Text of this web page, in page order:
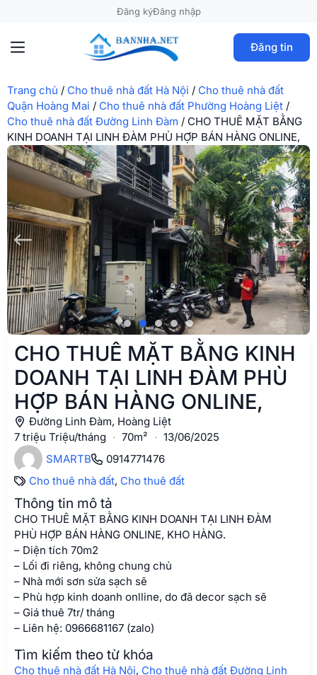
Đăng kýĐăng nhập
Đăng tin
Trang chủ / Cho thuê nhà đất Hà Nội / Cho thuê nhà đất
Quận Hoàng Mai / Cho thuê nhà đất Phường Hoàng Liệt /
Cho thuê nhà đất Đường Linh Đàm / CHO THUÊ MẶT BẰNG
KINH DOANH TẠI LINH ĐÀM PHÙ HỢP BÁN HÀNG ONLINE,
CHO THUÊ MẶT BẰNG KINH
DOANH TẠI LINH ĐÀM PHÙ
HỢP BÁN HÀNG ONLINE,
Đường Linh Đàm, Hoàng Liệt
7 triệu Triệu/tháng · 70m² · 13/06/2025
SMARTB
0914771476
Cho thuê nhà đất, Cho thuê đất
Thông tin mô tả
CHO THUÊ MẶT BẰNG KINH DOANH TẠI LINH ĐÀM
PHÙ HỢP BÁN HÀNG ONLINE, KHO HÀNG.
– Diện tích 70m2
– Lối đi riêng, không chung chủ
– Nhà mới sơn sửa sạch sẽ
– Phù hợp kinh doanh onlline, do đã decor sạch sẽ
– Giá thuê 7tr/ tháng
– Liên hệ: 0966681167 (zalo)
Tìm kiếm theo từ khóa
Cho thuê nhà đất Hà Nội, Cho thuê nhà đất Đường Linh